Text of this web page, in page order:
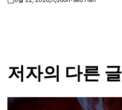
on
Posted
저자의 다른 글